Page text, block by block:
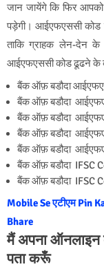
जान जायेंगे कि फिर
पड़ेगी। आईएफएससी कोड
ताकि ग्राहक लेन-देन
आईएफएससी कोड ढूढने के
बैंक ऑफ़ बडौदा
बैंक ऑफ़ बडौदा
बैंक ऑफ़ बडौदा
बैंक ऑफ़ बडौदा
बैंक ऑफ़ बडौदा
बैंक ऑफ़ बडौदा IFSC
बैंक ऑफ़ बडौदा IFSC
Mobile Se एटीएम Pin
Bhare
मैं अपना
पता करूँ